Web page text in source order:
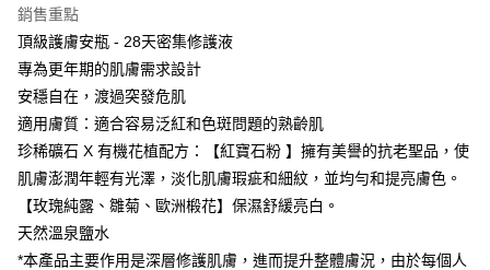
臺灣中小企業銀行
匯豐（台灣）商業銀行
聯邦商業銀行
元大商業銀行
玉山商業銀行
星展（台灣）商業銀行
台灣樂天信用卡公司
上海商業儲蓄銀行
國泰世華商業銀行
匯豐（台灣）商業銀行
聯邦商業銀行
元大商業銀行
永豐商業銀行
玉山商業銀行
星展（台灣）商業銀行
台新國際商業銀行
中國信託商業銀行
LINE Pay
Apple Pay
街口支付
悠遊付
Google Pay
全盈+PAY
大哥付你分期
銷售重點
頂級護膚安瓶 - 28天密集修護液
專為更年期的肌膚需求設計
安穩自在，渡過突發危肌
適用膚質：適合容易泛紅和色斑問題的熟齡肌
珍稀礦石 X 有機花植配方：【紅寶石粉 】擁有美譽的抗老聖品，使
肌膚澎潤年輕有光澤，淡化肌膚瑕疵和細紋，並均勻和提亮膚色。
【玫瑰純露、雛菊、歐洲椴花】保濕舒緩亮白。
天然溫泉鹽水
*本產品主要作用是深層修護肌膚，進而提升整體膚況，由於每個人